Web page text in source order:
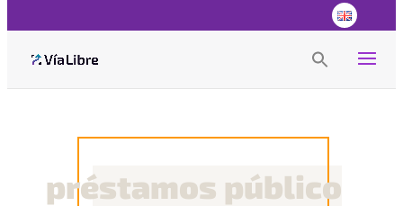
Search Button
préstamos público